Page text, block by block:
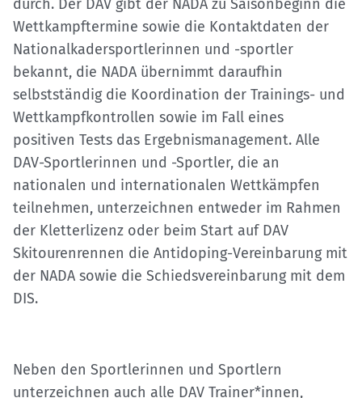
durch. Der DAV gibt der NADA zu Saisonbeginn die
Wettkampftermine sowie die Kontaktdaten der
Nationalkadersportlerinnen und -sportler
bekannt, die NADA übernimmt daraufhin
selbstständig die Koordination der Trainings- und
Wettkampfkontrollen sowie im Fall eines
positiven Tests das Ergebnismanagement. Alle
DAV-Sportlerinnen und -Sportler, die an
nationalen und internationalen Wettkämpfen
teilnehmen, unterzeichnen entweder im Rahmen
der Kletterlizenz oder beim Start auf DAV
Skitourenrennen die Antidoping-Vereinbarung mit
der NADA sowie die Schiedsvereinbarung mit dem
DIS.
Neben den Sportlerinnen und Sportlern
unterzeichnen auch alle DAV Trainer*innen,